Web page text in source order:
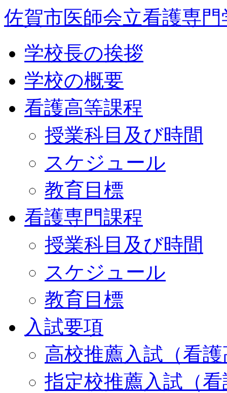
佐賀市医師会立看護専門
学校長の挨拶
学校の概要
看護高等課程
授業科目及び時間
スケジュール
教育目標
看護専門課程
授業科目及び時間
スケジュール
教育目標
入試要項
高校推薦入試（看
指定校推薦入試（